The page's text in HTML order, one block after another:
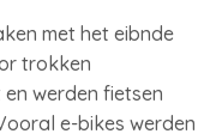
met het eibnde
trokken
werden fietsen
e-bikes werden